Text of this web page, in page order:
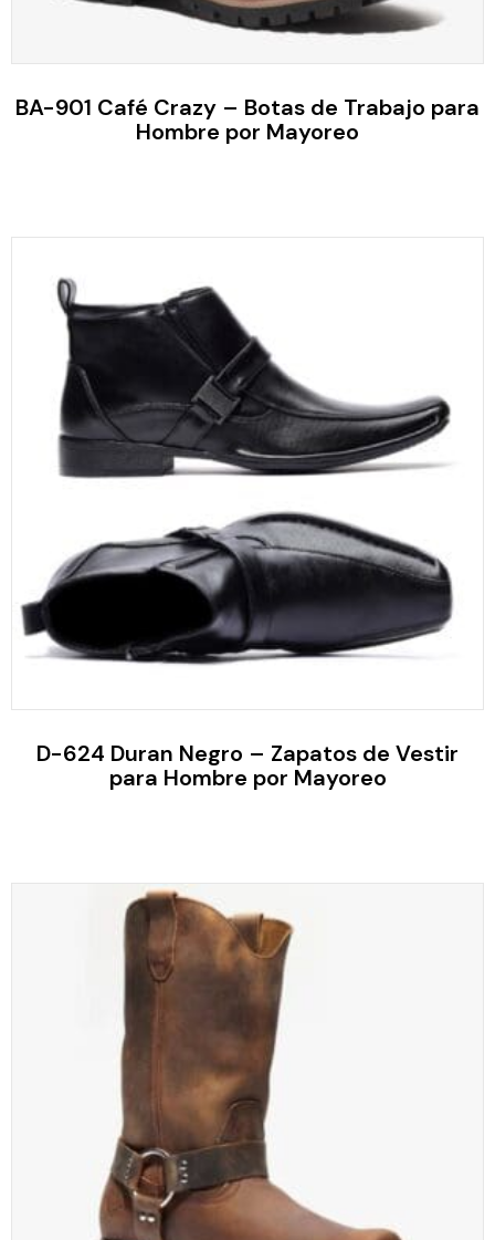
BA-901 Café Crazy – Botas de Trabajo para
Hombre por Mayoreo
D-624 Duran Negro – Zapatos de Vestir
para Hombre por Mayoreo